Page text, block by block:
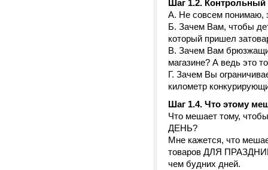
Шаг 1.2.
А. Не совсем понимаю,
Б. Зачем Вам, чтобы
который пришел
В. Зачем Вам
магазине? А ведь это
Г. Зачем Вы
километр
Шаг 1.4. Что этому
Что мешает тому,
ДЕНЬ?
Мне кажется, что
товаров ДЛЯ
чем будних дней.